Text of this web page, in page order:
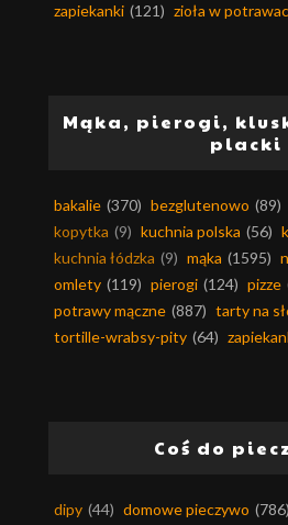
zapiekanki (121) zioła w
Mąka, pierogi,
placki
bakalie (370) bezglutenowo (89)
kopytka (9) kuchnia polska (56)
kuchnia łódzka (9) mąka (1595)
omlety (119) pierogi (124) pizze
potrawy mączne (887) tarty na
tortille-wrabsy-pity (64)
Coś do
dipy (44) domowe pieczywo (786)